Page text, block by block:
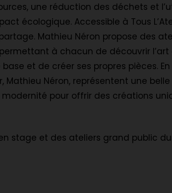
une réduction des déchets et
écologique. Accessible à Tous
Mathieu Néron propose des
à chacun de découvrir l’art
et de créer ses propres pièces. En
Néron, représentent une
pour offrir des créations
stage et des ateliers grand public